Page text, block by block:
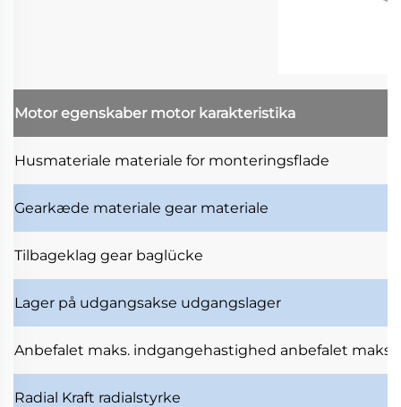
Motor egenskaber motor karakteristika
Husmateriale materiale for monteringsflade
Gearkæde materiale gear materiale
Tilbageklag gear baglücke
Lager på udgangsakse udgangslager
Anbefalet maks. indgangehastighed anbefalet
Radial Kraft radialstyrke